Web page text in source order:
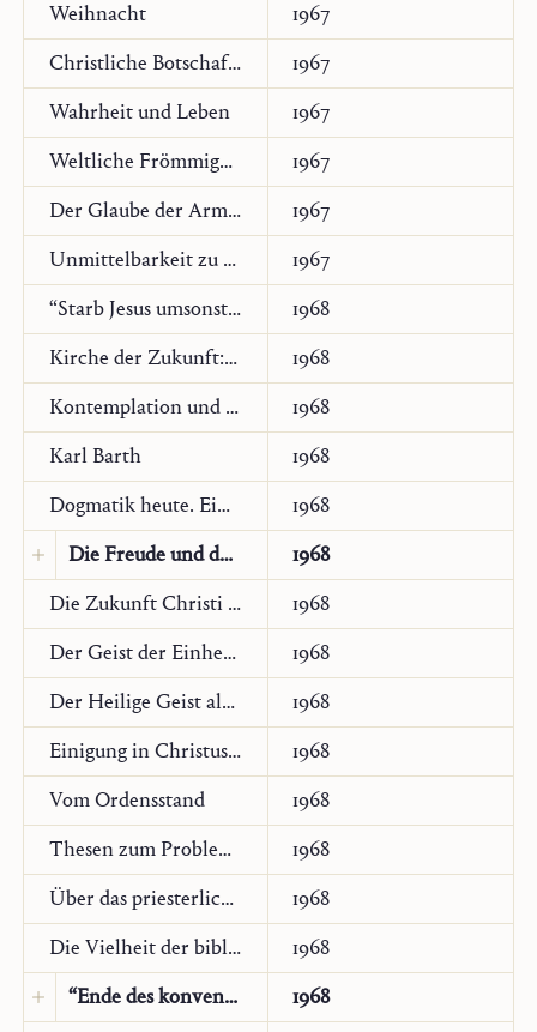
Freiburg-Paris: Éditions Johannes Verlag,
2014, 11–50
Original:
Weihnacht
1967
Christliche Botschaft in dieser Welt
1967
Wahrheit und Leben
1967
Weltliche Frömmigkeit?
1967
Der Glaube der Armen
1967
Unmittelbarkeit zu Gott
1967
“Starb Jesus umsonst?”
1968
Kirche der Zukunft: Volkskirche – Kirche der Gläubigen?
1968
Kontemplation und christliches Leben
1968
Karl Barth
1968
Dogmatik heute. Ein Vortrag
1968
Die Freude und das Kreuz
1968
Original: DeutschDie Zukunft Christi – Einheit unseres Lebens
1968
Der Geist der Einheit im Neuen Testament
1968
Der Heilige Geist als Liebe
1968
Einigung in Christus. Gedanken über die Vielheit der biblischen Theologien und den Geist der Einheit in der Kirche
1968
Vom Ordensstand
1968
Thesen zum Problem der Autorität in der Kirche
1968
Über das priesterliche Amt
1968
Die Vielheit der biblischen Theologien und der Geist der Einheit im Neuen Testament
1968
“Ende des konventionellen Christentums”?
1968